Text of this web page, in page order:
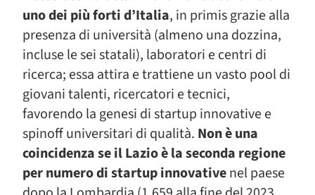
uno dei più forti d’Italia, in primis grazie alla
presenza di università (almeno una dozzina,
incluse le sei statali), laboratori e centri di
ricerca; essa attira e trattiene un vasto pool di
giovani talenti, ricercatori e tecnici,
favorendo la genesi di startup innovative e
spinoff universitari di qualità. Non è una
coincidenza se il Lazio è la seconda regione
per numero di startup innovativenel paese